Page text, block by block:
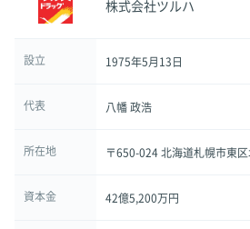
株式会社ツルハ
設立 1975年5月13日
代表 八幡 政浩
所在地 〒650-024 北海道札幌市東
資本金 42億5,200万円